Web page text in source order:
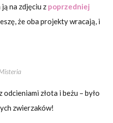
na zdjęciu z poprzedniej
że oba projekty wracają, i
złota i beżu – było
zwierzaków!